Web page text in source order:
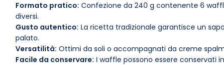
Formato pratico: Confezione da 240 g contenente 6
diversi.
Gusto autentico: La ricetta tradizionale garantisce un
palato.
Versatilità: Ottimi da soli o accompagnati da creme
Facile da conservare: I waffle possono essere conservati